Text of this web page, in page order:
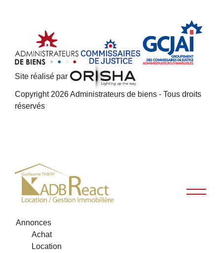
Site réalisé par
Copyright 2026 Administrateurs de biens - Tous droits
réservés
Annonces
Achat
Location